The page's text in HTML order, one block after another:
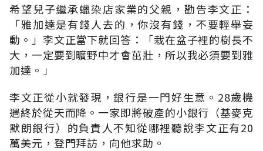
希望兒子繼承蠟染店家業的父親，勸告李文正：
「雅加達是有錢人去的，你沒有錢，不要輕舉妄
動。」李文正當下就回答：「栽在盆子裡的樹長不
大，一定要到曠野中才會茁壯，所以我必須要到雅
加達。」
李文正從小就發現，銀行是一門好生意。28歲機
遇終於從天而降。一家即將破產的小銀行（基麥克
默朗銀行）的負責人不知從哪裡聽說李文正有20
萬美元，登門拜訪，向他求助。